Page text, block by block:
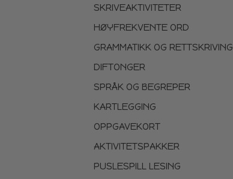
SKRIVEAKTIVITETER
HØYFREKVENTE ORD
GRAMMATIKK OG RETTSKRIVING
DIFTONGER
SPRÅK OG BEGREPER
KARTLEGGING
OPPGAVEKORT
AKTIVITETSPAKKER
PUSLESPILL LESING